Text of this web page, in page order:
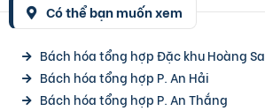
Có thể bạn muốn xem
Bách hóa tổng hợp Đặc khu Hoàng Sa
Bách hóa tổng hợp P. An Hải
Bách hóa tổng hợp P. An Thắng